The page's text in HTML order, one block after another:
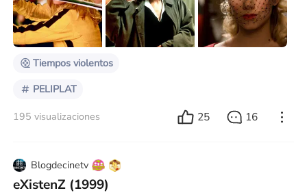
vivos, complejos, humanos, desde una mirada que
combine lo cinematográfico y lo psicológico. Por eso
me interesa pensar la dirección actoral no só
Tiempos violentos
PELIPLAT
195 visualizaciones 25 16
Blogdecinetv
eXistenZ (1999)